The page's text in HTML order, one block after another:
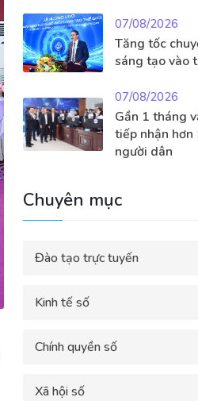
07/08/2026
Tăng tốc
sáng tạo vào
07/08/2026
Gần 1 tháng
tiếp nhận
người dân
Chuyên mục
Đào tạo trực tuyến
Kinh tế số
Chính quyền số
Xã hội số